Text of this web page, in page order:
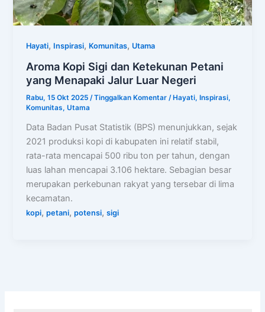
Hayati, Inspirasi, Komunitas, Utama
Aroma Kopi Sigi dan Ketekunan Petani
yang Menapaki Jalur Luar Negeri
Rabu, 15 Okt 2025/Tinggalkan Komentar / Hayati, Inspirasi,
Komunitas,Utama
Data Badan Pusat Statistik (BPS) menunjukkan, sejak
2021 produksi kopi di kabupaten ini relatif stabil,
rata-rata mencapai 500 ribu ton per tahun, dengan
luas lahan mencapai 3.106 hektare. Sebagian besar
merupakan perkebunan rakyat yang tersebar di lima
kecamatan.
kopi,petani,potensi,sigi